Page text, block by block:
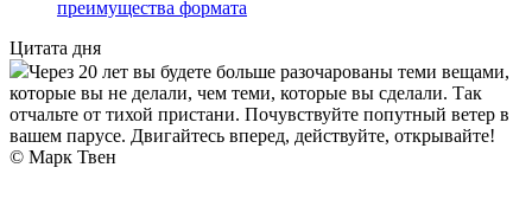
преимущества формата
Цитата дня
Через 20 лет вы будете больше разочарованы теми вещами,
которые вы не делали, чем теми, которые вы сделали. Так
отчальте от тихой пристани. Почувствуйте попутный ветер в
вашем парусе. Двигайтесь вперед, действуйте, открывайте!
© Марк Твен